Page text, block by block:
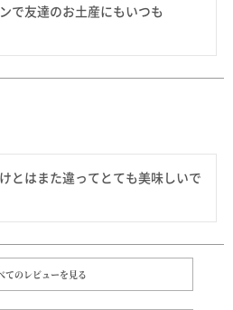
で友達のお土産にもいつも
とはまた違ってとても美味しいで
てのレビューを見る